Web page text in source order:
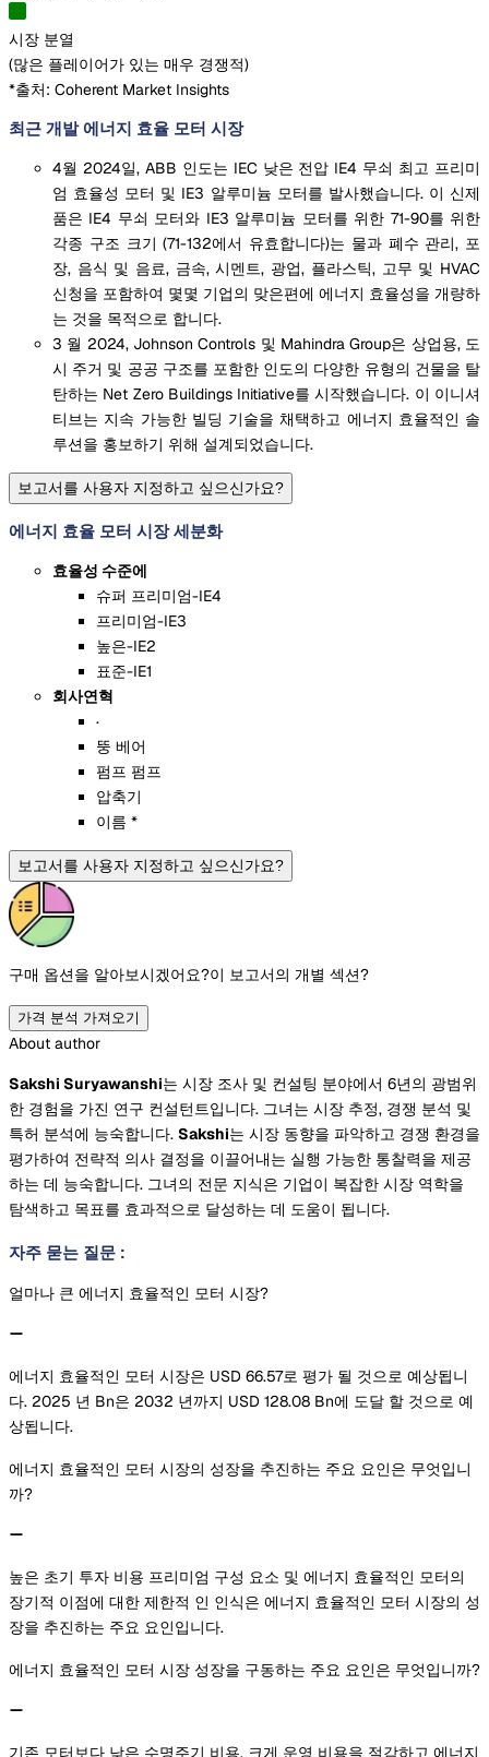
시장 분열
(많은 플레이어가 있는 매우 경쟁적)
*출처: Coherent Market Insights
최근 개발 에너지 효율 모터 시장
4월 2024일, ABB 인도는 IEC 낮은 전압 IE4 무쇠 최고 프리미
엄 효율성 모터 및 IE3 알루미늄 모터를 발사했습니다. 이 신제
품은 IE4 무쇠 모터와 IE3 알루미늄 모터를 위한 71-90를 위한
각종 구조 크기 (71-132에서 유효합니다)는 물과 폐수 관리, 포
장, 음식 및 음료, 금속, 시멘트, 광업, 플라스틱, 고무 및 HVAC
신청을 포함하여 몇몇 기업의 맞은편에 에너지 효율성을 개량하
는 것을 목적으로 합니다.
3 월 2024, Johnson Controls 및 Mahindra Group은 상업용, 도
시 주거 및 공공 구조를 포함한 인도의 다양한 유형의 건물을 탈
탄하는 Net Zero Buildings Initiative를 시작했습니다. 이 이니셔
티브는 지속 가능한 빌딩 기술을 채택하고 에너지 효율적인 솔
루션을 홍보하기 위해 설계되었습니다.
보고서를 사용자 지정하고 싶으신가요?
에너지 효율 모터 시장 세분화
효율성 수준에
슈퍼 프리미엄-IE4
프리미엄-IE3
높은-IE2
표준-IE1
회사연혁
·
뚱 베어
펌프 펌프
압축기
이름 *
보고서를 사용자 지정하고 싶으신가요?
구매 옵션을 알아보시겠어요?이 보고서의 개별 섹션?
가격 분석 가져오기
About author
Sakshi Suryawanshi는 시장 조사 및 컨설팅 분야에서 6년의 광범위
한 경험을 가진 연구 컨설턴트입니다. 그녀는 시장 추정, 경쟁 분석 및
특허 분석에 능숙합니다. Sakshi는 시장 동향을 파악하고 경쟁 환경을
평가하여 전략적 의사 결정을 이끌어내는 실행 가능한 통찰력을 제공
하는 데 능숙합니다. 그녀의 전문 지식은 기업이 복잡한 시장 역학을
탐색하고 목표를 효과적으로 달성하는 데 도움이 됩니다.
자주 묻는 질문 :
얼마나 큰 에너지 효율적인 모터 시장?
에너지 효율적인 모터 시장은 USD 66.57로 평가 될 것으로 예상됩니
다. 2025 년 Bn은 2032 년까지 USD 128.08 Bn에 도달 할 것으로 예
상됩니다.
에너지 효율적인 모터 시장의 성장을 추진하는 주요 요인은 무엇입니
까?
높은 초기 투자 비용 프리미엄 구성 요소 및 에너지 효율적인 모터의
장기적 이점에 대한 제한적 인 인식은 에너지 효율적인 모터 시장의 성
장을 추진하는 주요 요인입니다.
에너지 효율적인 모터 시장 성장을 구동하는 주요 요인은 무엇입니까?
기존 모터보다 낮은 수명주기 비용, 크게 운영 비용을 절감하고 에너지